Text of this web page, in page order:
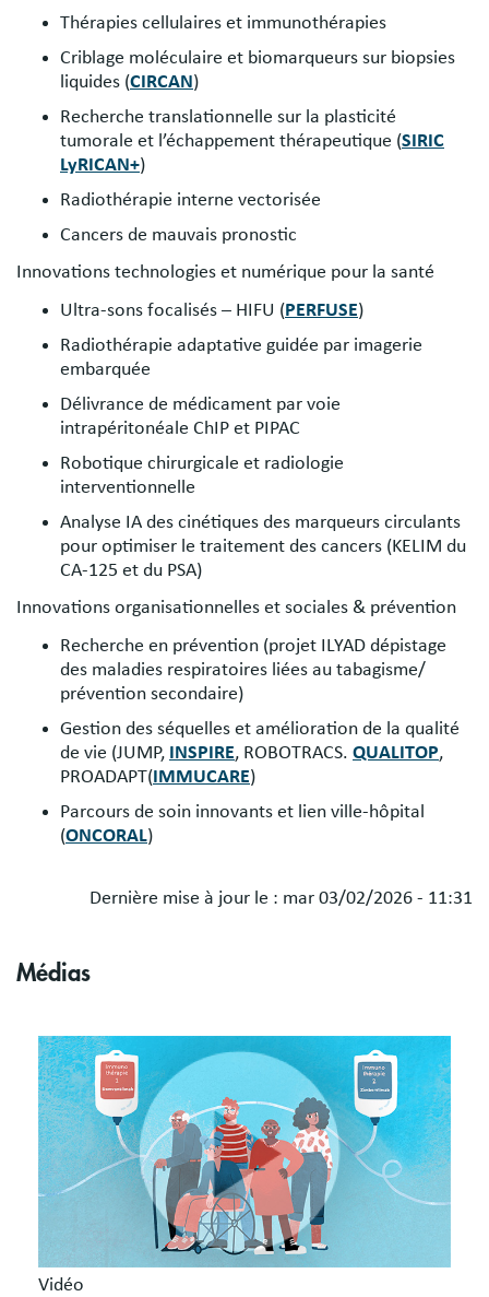
Thérapies cellulaires et immunothérapies
Criblage moléculaire et biomarqueurs sur biopsies
liquides (CIRCAN)
Recherche translationnelle sur la plasticité
tumorale et l’échappement thérapeutique (SIRIC
LyRICAN+)
Radiothérapie interne vectorisée
Cancers de mauvais pronostic
Innovations technologies et numérique pour la santé
Ultra-sons focalisés – HIFU (PERFUSE)
Radiothérapie adaptative guidée par imagerie
embarquée
Délivrance de médicament par voie
intrapéritonéale ChIP et PIPAC
Robotique chirurgicale et radiologie
interventionnelle
Analyse IA des cinétiques des marqueurs circulants
pour optimiser le traitement des cancers (KELIM du
CA-125 et du PSA)
Innovations organisationnelles et sociales & prévention
Recherche en prévention (projet ILYAD dépistage
des maladies respiratoires liées au tabagisme/
prévention secondaire)
Gestion des séquelles et amélioration de la qualité
de vie (JUMP, INSPIRE, ROBOTRACS. QUALITOP,
PROADAPT(IMMUCARE)
Parcours de soin innovants et lien ville-hôpital
(ONCORAL)
Dernière mise à jour le : mar 03/02/2026 - 11:31
Médias
Vidéo